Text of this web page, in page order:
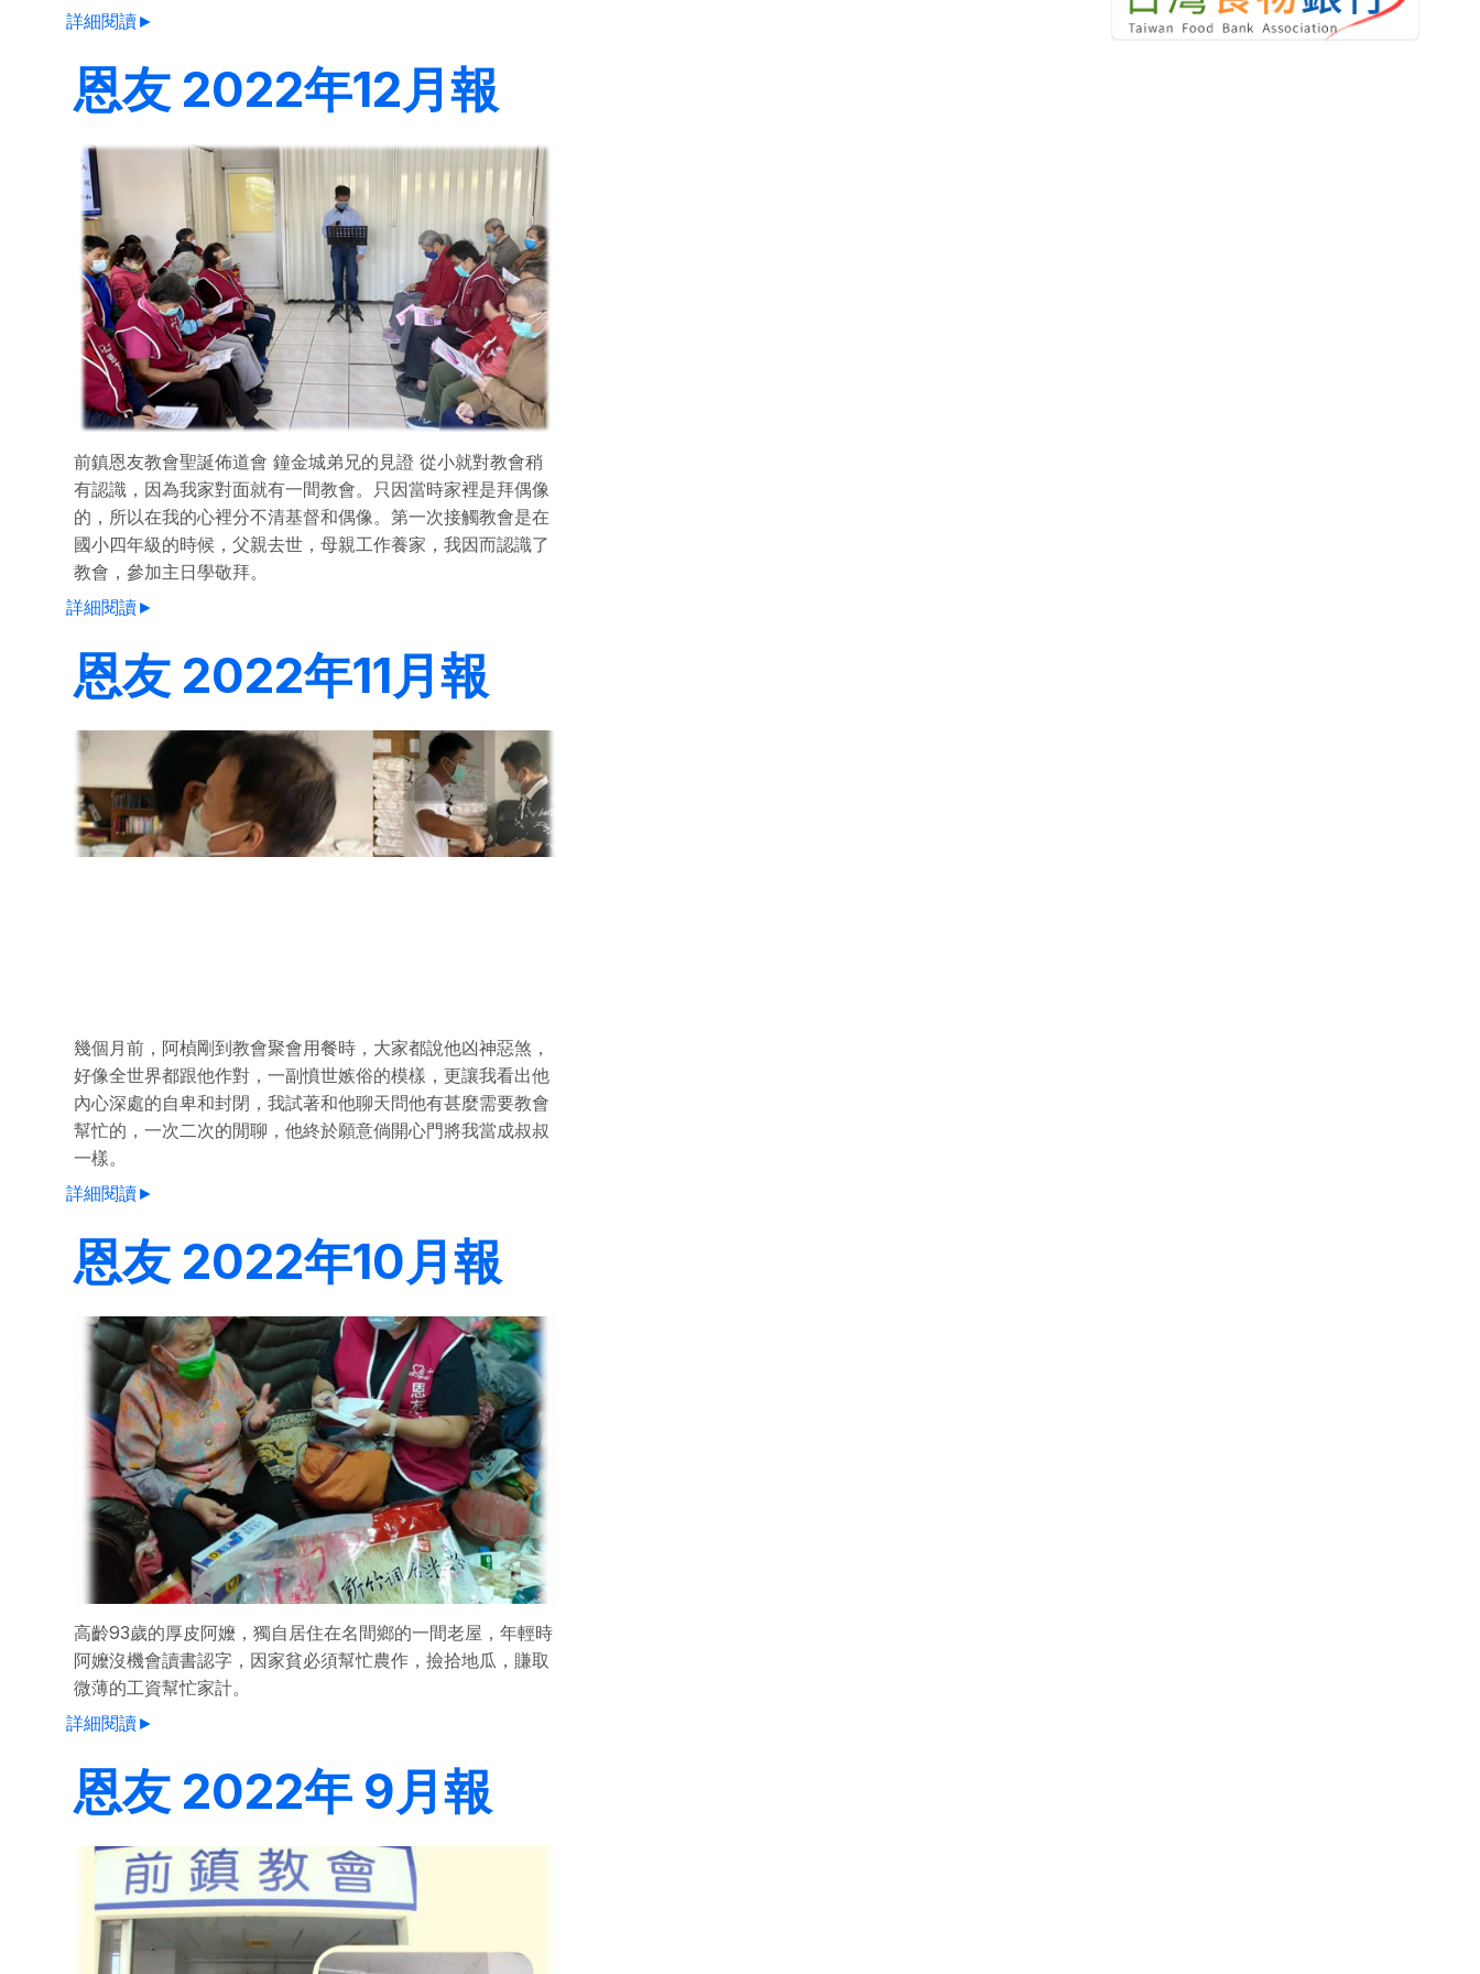
詳細閱讀►
恩友 2022年12月報
前鎮恩友教會聖誕佈道會 鐘金城弟兄的見證 從小就對教會稍
有認識，因為我家對面就有一間教會。只因當時家裡是拜偶像
的，所以在我的心裡分不清基督和偶像。第一次接觸教會是在
國小四年級的時候，父親去世，母親工作養家，我因而認識了
教會，參加主日學敬拜。
詳細閱讀►
恩友 2022年11月報
幾個月前，阿楨剛到教會聚會用餐時，大家都說他凶神惡煞，
好像全世界都跟他作對，一副憤世嫉俗的模樣，更讓我看出他
內心深處的自卑和封閉，我試著和他聊天問他有甚麼需要教會
幫忙的，一次二次的閒聊，他終於願意倘開心門將我當成叔叔
一樣。
詳細閱讀►
恩友 2022年10月報
高齡93歲的厚皮阿嬤，獨自居住在名間鄉的一間老屋，年輕時
阿嬤沒機會讀書認字，因家貧必須幫忙農作，撿拾地瓜，賺取
微薄的工資幫忙家計。
詳細閱讀►
恩友 2022年 9月報